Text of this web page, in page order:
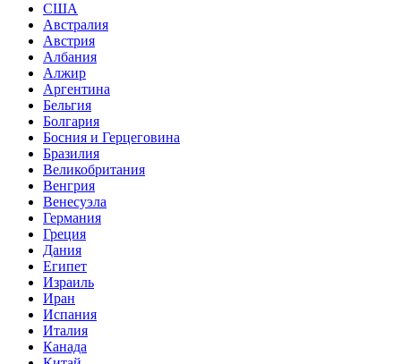
США
Австралия
Австрия
Албания
Алжир
Аргентина
Бельгия
Болгария
Босния и Герцеговина
Бразилия
Великобритания
Венгрия
Венесуэла
Германия
Греция
Дания
Египет
Израиль
Иран
Испания
Италия
Канада